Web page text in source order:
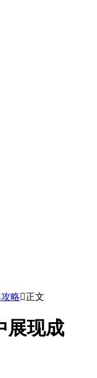
略正文
展现成